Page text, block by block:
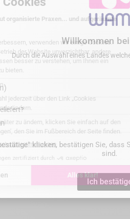
add_shopping_cart
TWEEZERS
30,00 €
Willkommen
Durch die Auswahl eines Landes
klicken, bestätigen Sie, dass
sind.
Ich